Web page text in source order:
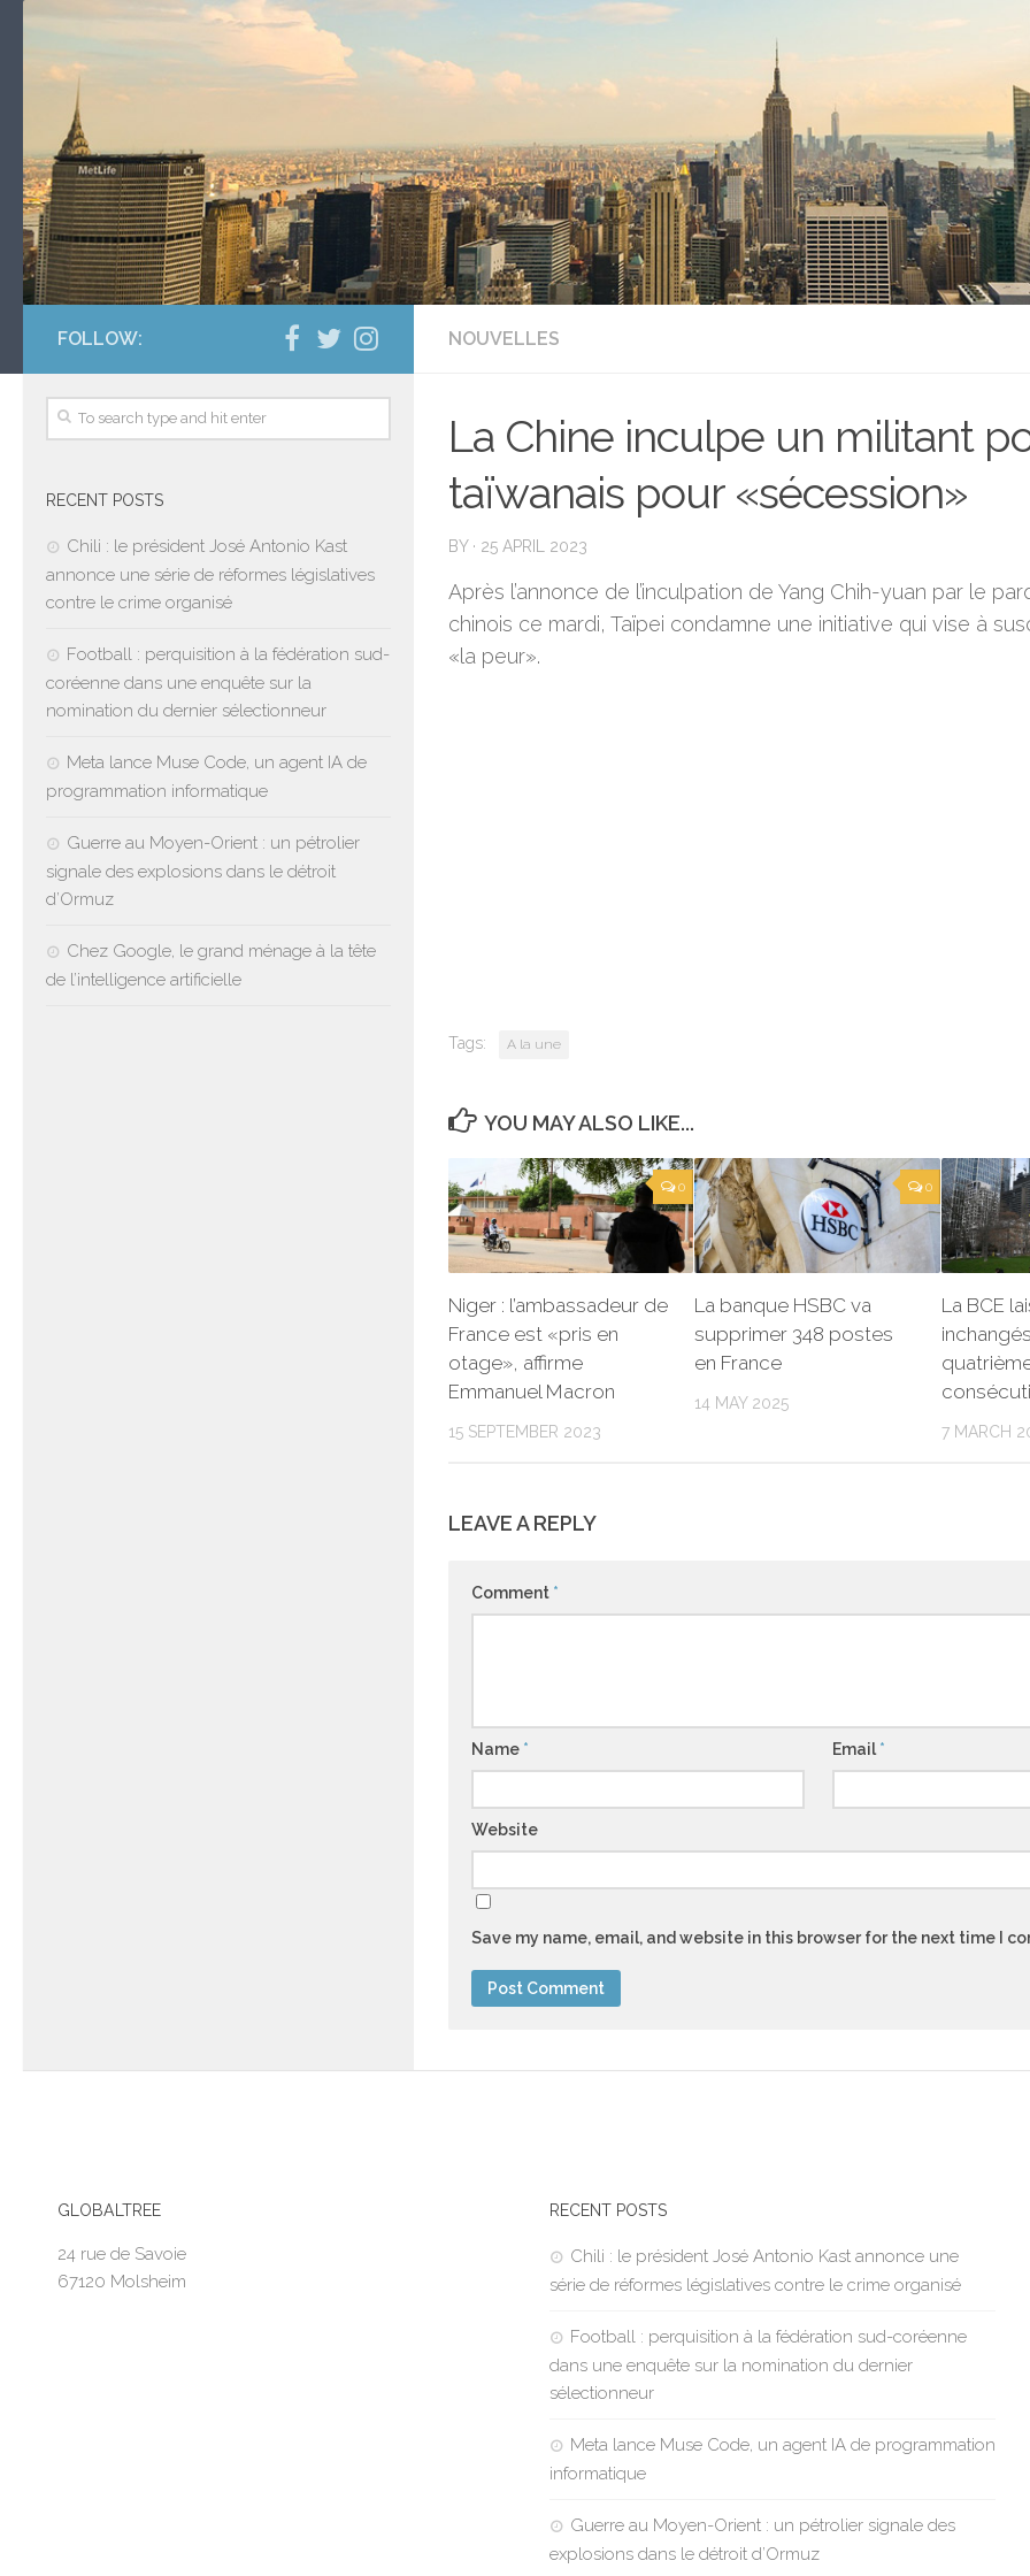
NOUVELLES
La Chine inculpe un militant
taïwanais pour «sécession»
BY · 25 APRIL 2023
Après l’annonce de l’inculpation de Yang Chih-yuan par le
chinois ce mardi, Taïpei condamne une initiative qui vise à
«la peur».
Tags: A la une
YOU MAY ALSO LIKE...
0
Niger : l’ambassadeur de
France est «pris en
otage», affirme
Emmanuel Macron
15 SEPTEMBER 2023
0
La banque HSBC va
supprimer 348 postes
en France
14 MAY 2025
La BCE
7 MARCH
LEAVE A REPLY
Comment *
Name * Email*
Website
Save my name, email, and website in this browser for the next time I
FOLLOW:
RECENT POSTS
Chili : le président José Antonio Kast
annonce une série de réformes législatives
contre le crime organisé
Football : perquisition à la fédération sud-
coréenne dans une enquête sur la
nomination du dernier sélectionneur
Meta lance Muse Code, un agent IA de
programmation informatique
Guerre au Moyen-Orient : un pétrolier
signale des explosions dans le détroit
d’Ormuz
Chez Google, le grand ménage à la tête
de l’intelligence artificielle
GLOBALTREE
24 rue de Savoie
67120 Molsheim
RECENT POSTS
Chili : le président José Antonio Kast annonce une
série de réformes législatives contre le crime organisé
Football : perquisition à la fédération sud-coréenne
dans une enquête sur la nomination du dernier
sélectionneur
Meta lance Muse Code, un agent IA de programmation
informatique
Guerre au Moyen-Orient : un pétrolier signale des
explosions dans le détroit d’Ormuz